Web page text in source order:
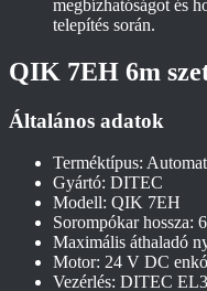
megbízhatóságot és
telepítés során.
QIK 7EH 6m
Általános adatok
Terméktípus:
Gyártó: DITEC
Modell: QIK 7EH
Sorompókar hossza:
Maximális áthaladó
Motor: 24 V DC
Vezérlés: DITEC